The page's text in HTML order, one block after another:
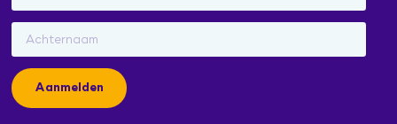
Aanmelden